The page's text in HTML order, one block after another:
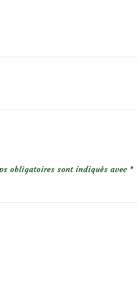
obligatoires sont indiqués avec *